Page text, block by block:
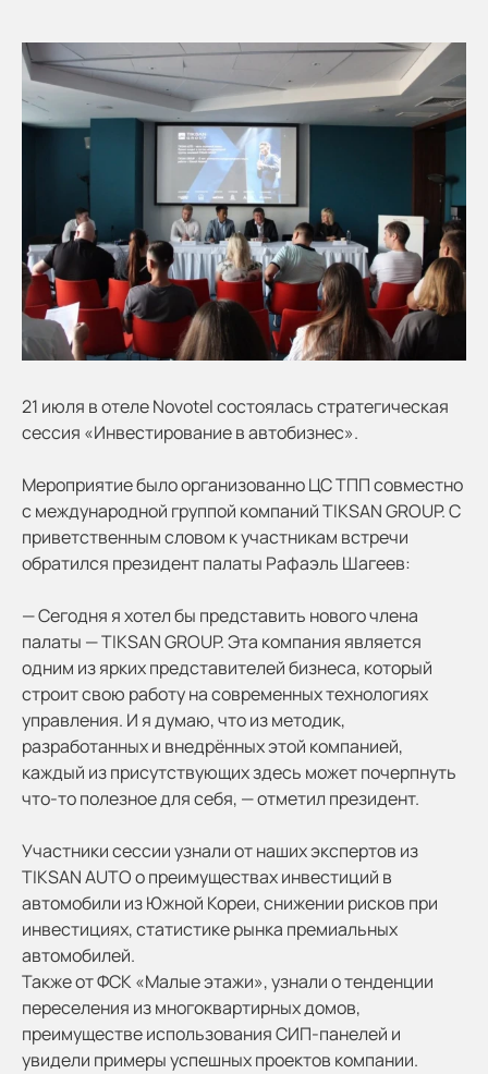
21 июля в отеле Novotel состоялась стратегическая
сессия «Инвестирование в автобизнес».
Мероприятие было организованно ЦС ТПП совместно
с международной группой компаний TIKSAN GROUP. С
приветственным словом к участникам встречи
обратился президент палаты Рафаэль Шагеев:
— Сегодня я хотел бы представить нового члена
палаты — TIKSAN GROUP. Эта компания является
одним из ярких представителей бизнеса, который
строит свою работу на современных технологиях
управления. И я думаю, что из методик,
разработанных и внедрённых этой компанией,
каждый из присутствующих здесь может почерпнуть
что-то полезное для себя, — отметил президент.
Участники сессии узнали от наших экспертов из
TIKSAN AUTO о преимуществах инвестиций в
автомобили из Южной Кореи, снижении рисков при
инвестициях, статистике рынка премиальных
автомобилей.
Также от ФСК «Малые этажи», узнали о тенденции
переселения из многоквартирных домов,
преимуществе использования СИП-панелей и
увидели примеры успешных проектов компании.